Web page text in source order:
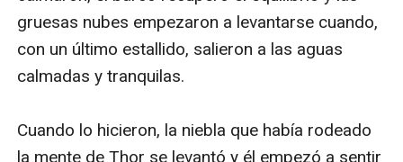
puede cambiar el destino de su pueblo. Cuando la
Cresta es descubierta por el Imperio, empieza la
invasión y, bajo el ataque del mayor ejército conocido
defender y guiar a su pueblo a un éxodo final en masa.
Los hermanos de la Legión de Thor, por su lado, se